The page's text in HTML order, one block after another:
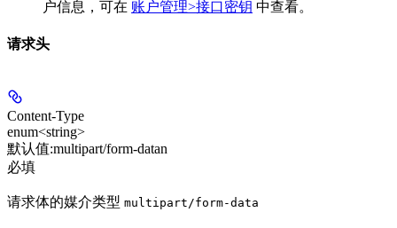
户信息，可在 账户管理>接口密钥 中查看。
请求头
Content-Type
enum<string>
默认值:multipart/form-datan
必填
请求体的媒介类型 multipart/form-data